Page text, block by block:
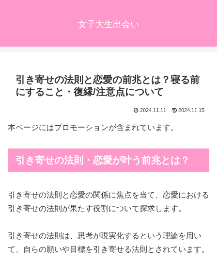
女子大生出会い
引き寄せの法則と恋愛の前兆とは？寝る前
にすること・復縁/注意点について
2024.11.11 2024.11.15
本ページにはプロモーションが含まれています。
引き寄せの法則・恋愛が叶う前兆とは？
引き寄せの法則と恋愛の関係に焦点を当て、恋愛における
引き寄せの法則が果たす役割について探求します。
引き寄せの法則は、思考が現実化するという理論を用い
て、自らの願いや目標を引き寄せる法則とされています。